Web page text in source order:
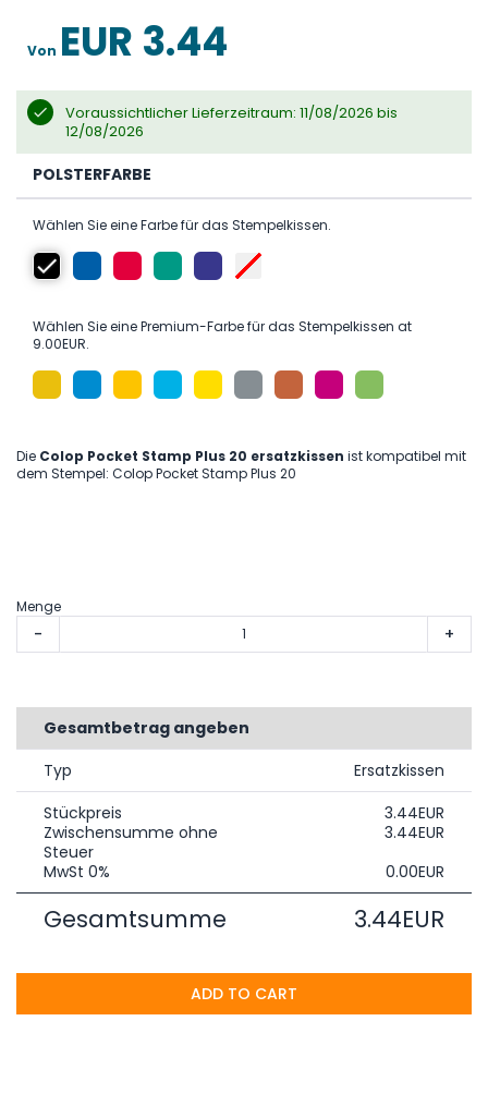
Von EUR 3.44
Voraussichtlicher Lieferzeitraum: 11/08/2026 bis
12/08/2026
POLSTERFARBE
Wählen Sie eine Farbe für das Stempelkissen.
Wählen Sie eine Premium-Farbe für das Stempelkissen at
9.00EUR.
Die Colop Pocket Stamp Plus 20 ersatzkissen ist kompatibel mit
dem Stempel: Colop Pocket Stamp Plus 20
Menge
- +
Gesamtbetrag angeben
Typ
Ersatzkissen
Stückpreis
3.44EUR
Zwischensumme ohne
Steuer
3.44EUR
MwSt 0%
0.00EUR
Gesamtsumme 3.44EUR
ADD TO CART